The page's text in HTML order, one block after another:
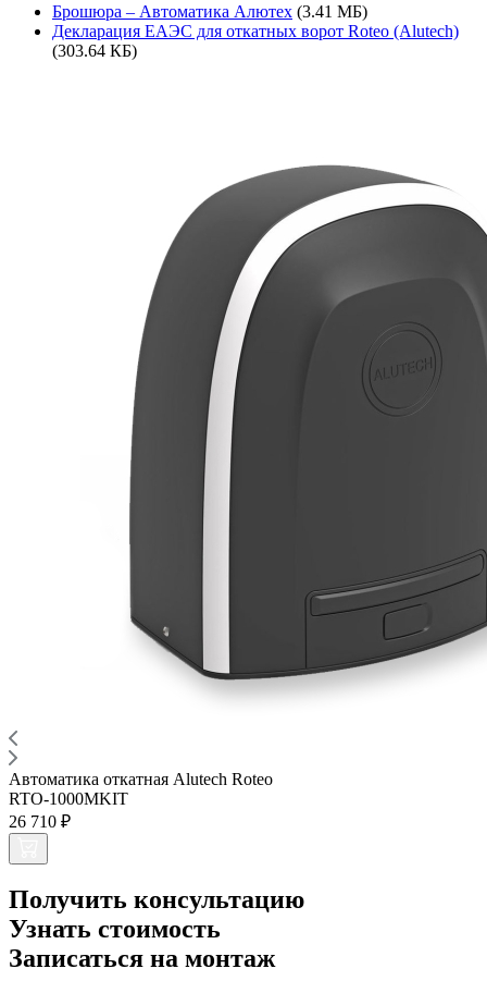
Брошюра – Автоматика Алютех (3.41 МБ)
Декларация ЕАЭС для откатных ворот Roteo (Alutech)
(303.64 КБ)
Автоматика откатная Alutech Roteo
RTO-1000MKIT
26 710 ₽
Получить консультацию
Узнать стоимость
Записаться на монтаж